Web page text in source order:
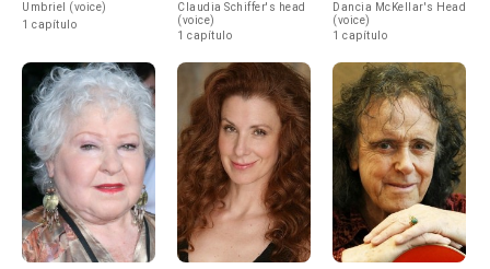
Umbriel (voice)
1 capítulo
Claudia Schiffer's head
(voice)
1 capítulo
Dancia McKellar's Head
(voice)
1 capítulo